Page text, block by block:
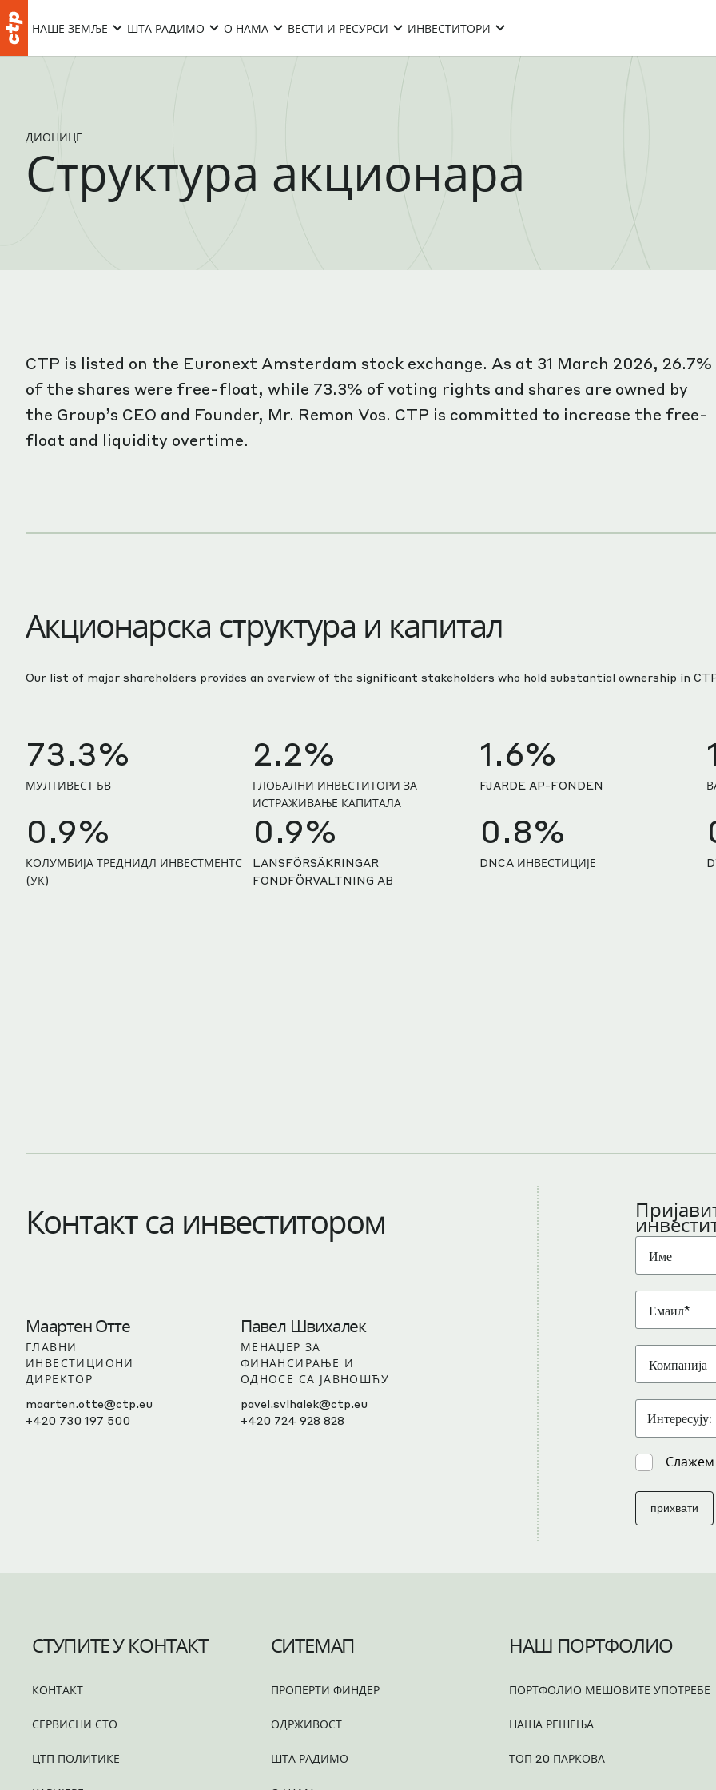
НАШЕ ЗЕМЉЕ ШТА РАДИМО О НАМА ВЕСТИ И РЕСУРСИ ИНВЕСТИТОРИ
ДИОНИЦЕ
Структура акционара
CTP is listed on the Euronext Amsterdam stock exchange. As at 31 March 2026, 26.7%
of the shares were free-float, while 73.3% of voting rights and shares are owned by
the Group’s CEO and Founder, Mr. Remon Vos. CTP is committed to increase the free-
float and liquidity overtime.
Акционарска структура и капитал
Our list of major shareholders provides an overview of the significant stakeholders who hold substantial ownership in
73.3%
МУЛТИВЕСТ БВ
2.2%
ГЛОБАЛНИ ИНВЕСТИТОРИ ЗА
ИСТРАЖИВАЊЕ КАПИТАЛА
1.6%
FJARDE AP-FONDEN
0.9%
КОЛУМБИЈА ТРЕДНИДЛ ИНВЕСТМЕНТС
(УК)
0.9%
LANSFÖRSÄKRINGAR
FONDFÖRVALTNING AB
0.8%
DNCA ИНВЕСТИЦИЈЕ
Контакт са инвеститором
Маартен Отте
ГЛАВНИ
ИНВЕСТИЦИОНИ
ДИРЕКТОР
maarten.otte@ctp.eu
+420 730 197 500
Павел Швихалек
МЕНАЏЕР ЗА
ФИНАНСИРАЊЕ И
ОДНОСЕ СА ЈАВНОШЋУ
pavel.svihalek@ctp.eu
+420 724 928 828
прихвати
СТУПИТЕ У КОНТАКТ
КОНТАКТ
СЕРВИСНИ СТО
ЦТП ПОЛИТИКЕ
СИТЕМАП
ПРОПЕРТИ ФИНДЕР
ОДРЖИВОСТ
ШТА РАДИМО
НАШ ПОРТФОЛИО
ПОРТФОЛИО МЕШОВИТЕ УПОТРЕБЕ
НАША РЕШЕЊА
ТОП 20 ПАРКОВА